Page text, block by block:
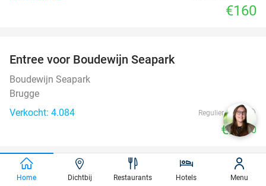
€160
Entree voor Boudewijn Seapark
Boudewijn Seapark
Brugge
Verkocht: 4.084
Regulier €33
€21,50
Dagentree voor Vitae Wellnessresort
Home Dichtbij Restaurants Hotels Menu